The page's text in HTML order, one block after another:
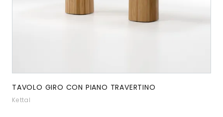
TAVOLO GIRO CON PIANO TRAVERTINO
Kettal